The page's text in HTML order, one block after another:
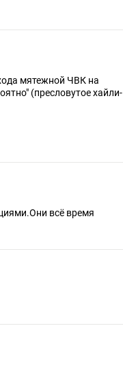
мятежной ЧВК на
(пресловутое хaйли-
всё время